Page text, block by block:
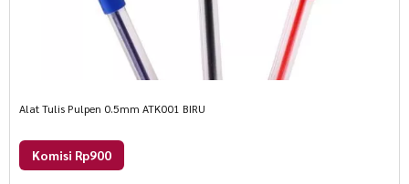
Alat Tulis Pulpen 0.5mm ATK001 BIRU
Komisi Rp900